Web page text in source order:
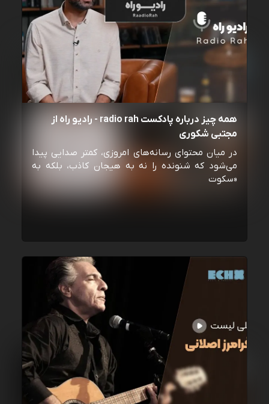
همه چیز درباره پادکست radio rah - رادیو راه از
مجتبی شکوری
در میان محتوای رسانه‌های امروزی، کمتر صدایی پیدا
می‌شود که شنونده را نه به هیجان کاذب، بلکه به
«سکوت